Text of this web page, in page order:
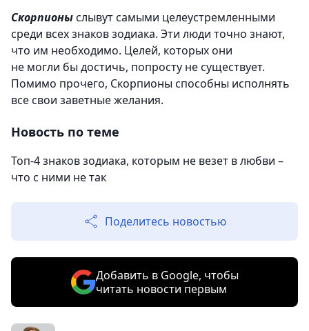
Скорпионыслывут самыми целеустремленными
среди всех знаков зодиака. Эти люди точно знают,
что им необходимо. Целей, которых они
не могли бы достичь, попросту не существует.
Помимо прочего, Скорпионы способны исполнять
все свои заветные желания.
Новость по теме
Топ-4 знаков зодиака, которым не везет в любви –
что с ними не так
Поделитесь новостью
Добавить в Google, чтобы
читать новости первым